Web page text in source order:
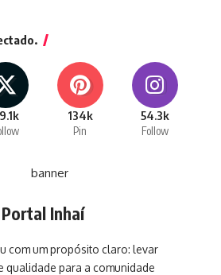
134k
Pin
54.3k
Follow
Portal Inhaí
com um propósito claro: levar
qualidade para a comunidade